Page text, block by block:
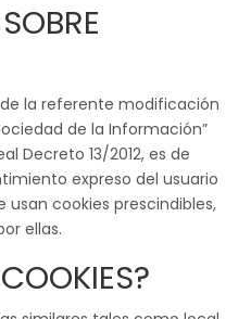
la referente modificación
de la Información”
Decreto 13/2012, es de
expreso del usuario
usan cookies prescindibles,
ellas.